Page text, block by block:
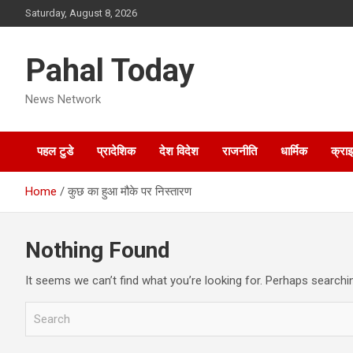
to
Saturday, August 8, 2026
Pahal Today
News Network
पहल टुडे प्रादेशिक देश विदेश राजनीति धार्मिक
Home कुछ का हुआ मौके पर निस्तारण
Nothing Found
It seems we can’t find what you’re looking for. Perhaps